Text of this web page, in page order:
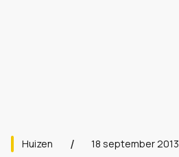
Huizen 18 september 2013